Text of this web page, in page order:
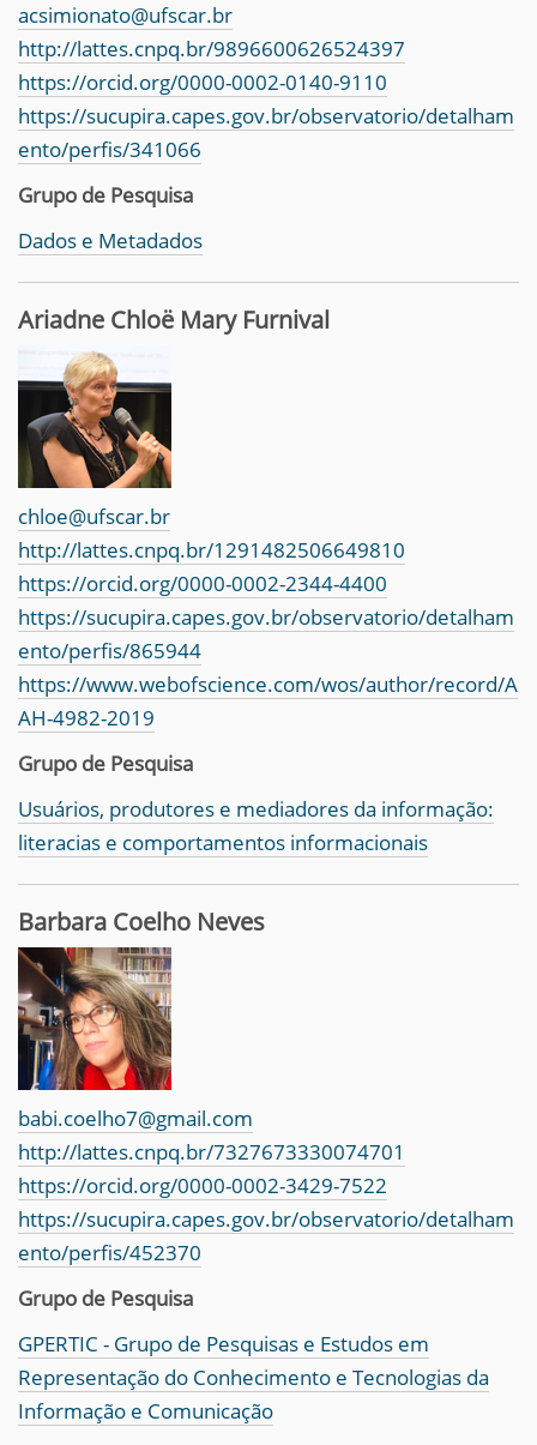
acsimionato@ufscar.br
http://lattes.cnpq.br/9896600626524397
https://orcid.org/0000-0002-0140-9110
https://sucupira.capes.gov.br/observatorio/detalham
ento/perfis/341066
Grupo de Pesquisa
Dados e Metadados
Ariadne Chloë Mary Furnival
chloe@ufscar.br
http://lattes.cnpq.br/1291482506649810
https://orcid.org/0000-0002-2344-4400
https://sucupira.capes.gov.br/observatorio/detalham
ento/perfis/865944
https://www.webofscience.com/wos/author/record/A
AH-4982-2019
Grupo de Pesquisa
Usuários, produtores e mediadores da informação:
literacias e comportamentos informacionais
Barbara Coelho Neves
babi.coelho7@gmail.com
http://lattes.cnpq.br/7327673330074701
https://orcid.org/0000-0002-3429-7522
https://sucupira.capes.gov.br/observatorio/detalham
ento/perfis/452370
Grupo de Pesquisa
GPERTIC - Grupo de Pesquisas e Estudos em
Representação do Conhecimento e Tecnologias da
Informação e Comunicação